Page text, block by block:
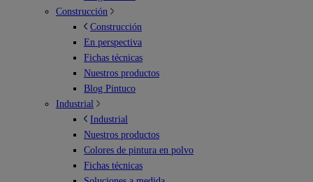
Construcción
Construcción
En perspectiva
Fichas técnicas
Nuestros productos
Blog Pintuco
Industrial
Industrial
Nuestros productos
Colores de pintura en polvo
Fichas técnicas